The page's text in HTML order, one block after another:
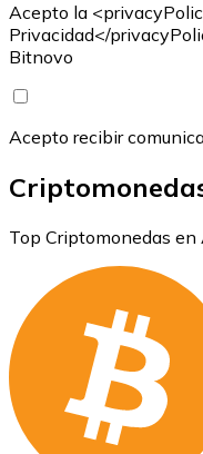
Acepto la
Privacidad</
Bitnovo
Acepto recibir
Top Criptomonedas en